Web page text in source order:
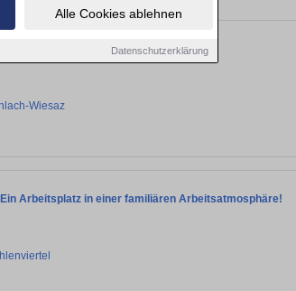
Alle Cookies ablehnen
Datenschutzerklärung
von besonderer Güte!
Wiesaz
Arbeitsplatz in einer familiären Arbeitsatmosphäre!